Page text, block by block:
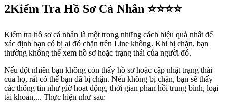
2Kiểm Tra Hồ Sơ Cá Nhân ⭐⭐⭐⭐
Kiểm tra hồ sơ cá nhân là một trong những cách hiệu quả nhất để
xác định bạn có bị ai đó chặn trên Line không. Khi bị chặn, bạn
thường không thể xem hồ sơ hoặc trạng thái của người đó.
Nếu đột nhiên bạn không còn thấy hồ sơ hoặc cập nhật trạng thái
của họ, rất có thể bạn đã bị chặn. Nếu không bị chặn, bạn sẽ thấy
các thông tin như giờ hoạt động, thời gian phản hồi trung bình, loại
tài khoản,... Thực hiện như sau: